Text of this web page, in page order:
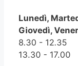
Lunedì,
Giovedì,
8.30 - 12.35
13.30 - 17.00